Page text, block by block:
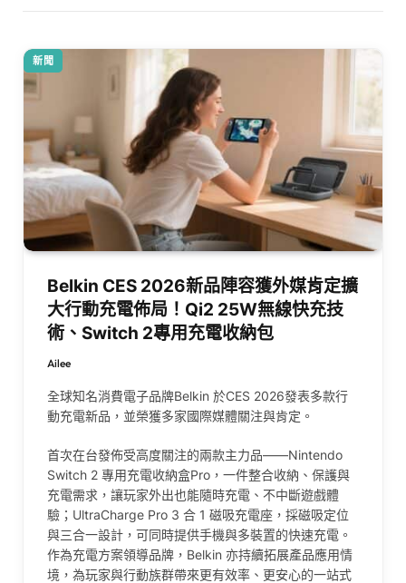
新聞
Belkin CES 2026新品陣容獲外媒肯定擴
大行動充電佈局！Qi2 25W無線快充技
術、Switch 2專用充電收納包
Ailee
全球知名消費電子品牌Belkin 於CES 2026發表多款行
動充電新品，並榮獲多家國際媒體關注與肯定。
首次在台發佈受高度關注的兩款主力品——Nintendo
Switch 2 專用充電收納盒Pro，一件整合收納、保護與
充電需求，讓玩家外出也能隨時充電、不中斷遊戲體
驗；UltraCharge Pro 3 合 1 磁吸充電座，採磁吸定位
與三合一設計，可同時提供手機與多裝置的快速充電。
作為充電方案領導品牌，Belkin 亦持續拓展產品應用情
境，為玩家與行動族群帶來更有效率、更安心的一站式